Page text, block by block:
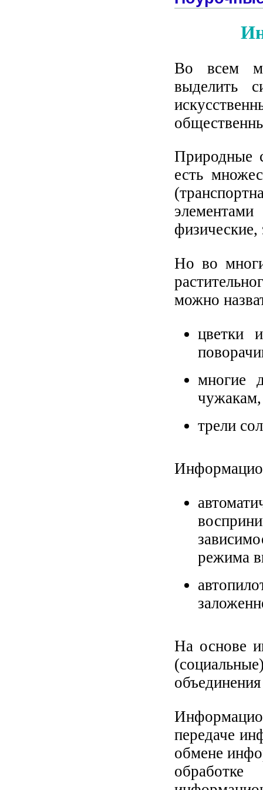
Во всем
выделить
Природные
есть
физические,
Но во
можно
цветки
многие
чужакам,
трели
режима
На основе
передаче
обмене